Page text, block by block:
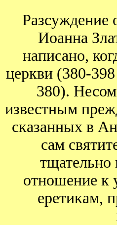
Разсуждение
Иоанна
написано,
церкви (380-
380).
известным
сказанных в
сам
тщательно
отношение к
еретикам,